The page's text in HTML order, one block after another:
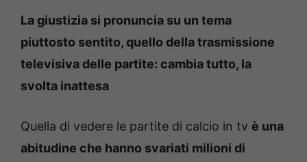
La giustizia si pronuncia su un tema
piuttosto sentito, quello della trasmissione
televisiva delle partite: cambia tutto, la
svolta inattesa
Quella di vedere le partite di calcio in tv è una
abitudine che hanno svariati milioni di